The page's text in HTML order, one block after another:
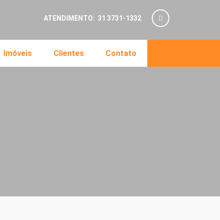
ATENDIMENTO: 31 3731-1332
Imóveis Clientes Contato